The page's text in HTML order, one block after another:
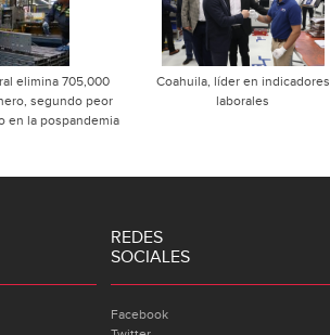
elimina 705,000
segundo peor
en la pospandemia
Coahuila, líder en indicadores
laborales
REDES
SOCIALES
Facebook